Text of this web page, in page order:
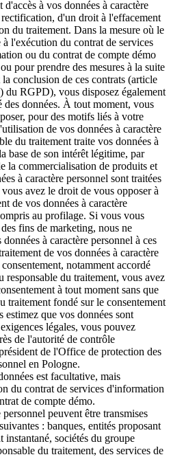
à vos données à caractère
d'un droit à l'effacement
du traitement. Dans la mesure où le
à l'exécution du contrat de services
ou du contrat de compte démo
pour prendre des mesures à la suite
conclusion de ces contrats (article
du RGPD), vous disposez également
données. À tout moment, vous
pour des motifs liés à votre
de vos données à caractère
du traitement traite vos données à
base de son intérêt légitime, par
la commercialisation de produits et
à caractère personnel sont traitées
avez le droit de vous opposer à
de vos données à caractère
au profilage. Si vous vous
fins de marketing, nous ne
à caractère personnel à ces
de vos données à caractère
notamment accordé
responsable du traitement, vous avez
à tout moment sans que
traitement fondé sur le consentement
estimez que vos données sont
légales, vous pouvez
de l'autorité de contrôle
de l'Office de protection des
en Pologne.
est facultative, mais
du contrat de services d'information
de compte démo.
peuvent être transmises
: banques, entités proposant
instantané, sociétés du groupe
du traitement, des services de